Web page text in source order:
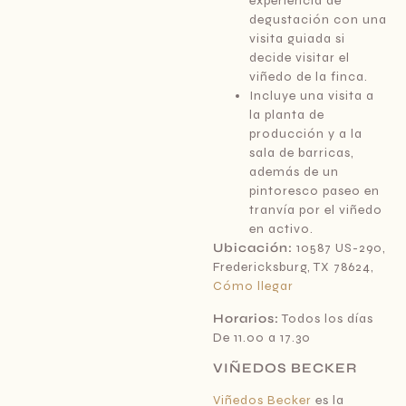
degustación con una
visita guiada si
decide visitar el
viñedo de la finca.
Incluye una visita a
la planta de
producción y a la
sala de barricas,
además de un
pintoresco paseo en
tranvía por el viñedo
en activo.
Ubicación:10587 US-290,
Fredericksburg, TX 78624,
Cómo llegar
Horarios: Todos los días
De 11.00 a 17.30
VIÑEDOS BECKER
Viñedos Becker es la